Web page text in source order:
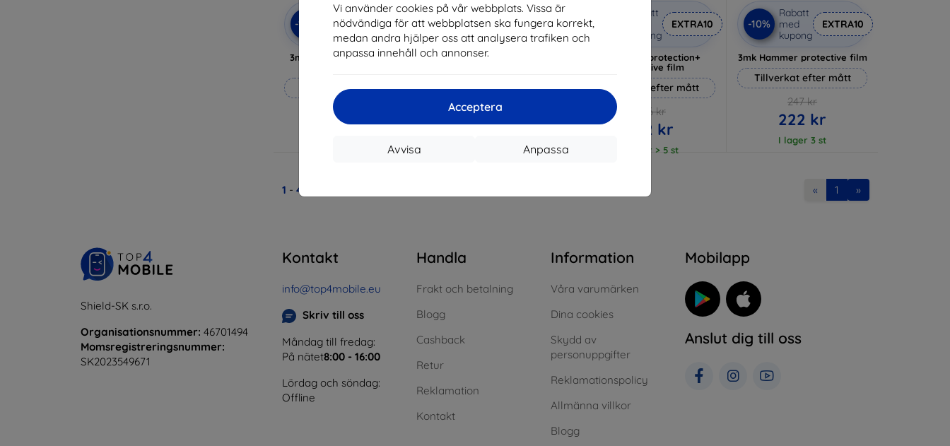
Vi använder cookies på vår webbplats. Vissa är
nödvändiga för att webbplatsen ska fungera korrekt,
medan andra hjälper oss att analysera trafiken och
anpassa innehåll och annonser.
Acceptera
Anpassa
Avvisa
-10%
Rabatt
med
kupong
EXTRA10
3mk Anti-Shock protective
Tillverkat efter mått
214 kr
193 kr
-10%
Rabatt
med
kupong
EXTRA10
3mk Pure Matt protective
Tillverkat efter mått
170 kr
153 kr
I lager > 5 st
Rabatt
kupong
EXTRA10
3mk Silverprotection+
protective film
Tillverkat efter mått
236 kr
212 kr
I lager > 5 st
-10%
Rabatt
med
kupong
EXTRA10
3mk Hammer protective film
Tillverkat efter mått
247 kr
222 kr
I lager 3 st
1 - 4 « 1 »
Shield-SK s.r.o.
Organisationsnummer: 46701494
Momsregistreringsnummer:
SK2023549671
Kontakt
info@top4mobile.eu
Skriv till oss
Måndag till fredag:
På nätet8:00 - 16:00
Lördag och söndag:
Offline
Handla
Frakt och betalning
Blogg
Cashback
Retur
Reklamation
Kontakt
Information
Våra varumärken
Dina cookies
Skydd av
personuppgifter
Reklamationspolicy
Allmänna villkor
Blogg
Mobilapp
Anslut dig till oss